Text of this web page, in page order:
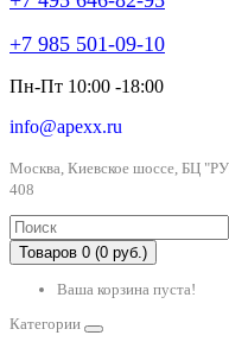
+7 985 501-09-10
Пн-Пт 10:00 -18:00
info@apexx.ru
Москва, Киевское шоссе, БЦ
408
Товаров 0 (0 руб.)
Ваша корзина пуста!
Категории